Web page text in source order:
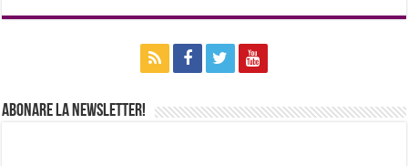
Abonare la newsletter!